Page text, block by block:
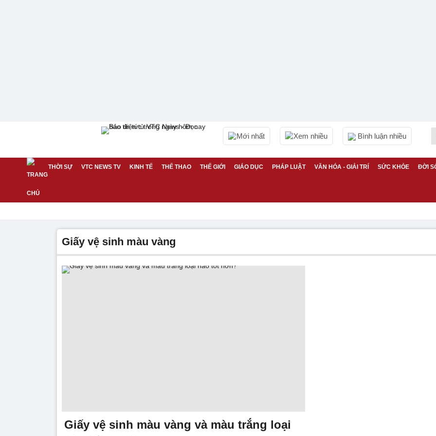
Mới nhất Xem nhiều Bình luận nhiều
THỜI SỰ VTC NEWS TV KINH TẾ THỂ THAO THẾ GIỚI GIÁO DỤC PHÁP LUẬT VĂN HÓA - GIẢI TRÍ SỨC KHỎE ĐỜI
giấy vệ sinh màu vàng
Giấy vệ sinh màu vàng và màu trắng loại